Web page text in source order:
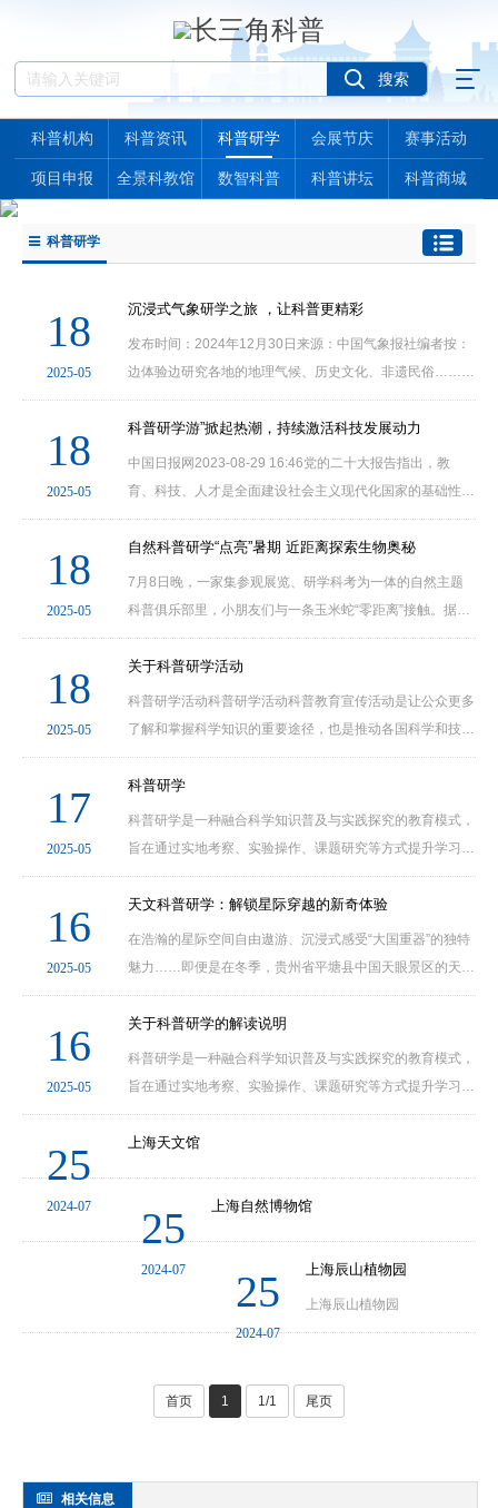
科普机构 科普资讯 科普研学 会展节庆 赛事活动
项目申报 全景科教馆 数智科普 科普讲坛 科普商城
科普研学
18
2025-05
沉浸式气象研学之旅 ，让科普更精彩
发布时间：2024年12月30日来源：中国气象报社编者按：
边体验边研究各地的地理气候、历史文化、非遗民俗……近
年来，在国家和地方政策的驱动下，研学热居高不下，吸引
众多大中小学生及亲子游群体参与。越来越多的气象···
18
2025-05
科普研学游”掀起热潮，持续激活科技发展动力
中国日报网2023-08-29 16:46党的二十大报告指出，教
育、科技、人才是全面建设社会主义现代化国家的基础性、
战略性支撑。科普工作是有效推动国民思维创新变革、为科
技创新培育高素质人才的重要环节，是传播科技知识和···
18
2025-05
自然科普研学“点亮”暑期 近距离探索生物奥秘
7月8日晚，一家集参观展览、研学科考为一体的自然主题
科普俱乐部里，小朋友们与一条玉米蛇“零距离”接触。据介
绍，玉米蛇是一种性格温和的无毒蛇，常常出现在动物园的
保护教育活动中。工作人员表示，科普馆里这类“···
18
2025-05
关于科普研学活动
科普研学活动科普研学活动科普教育宣传活动是让公众更多
了解和掌握科学知识的重要途径，也是推动各国科学和技术
进步的不可忽视的力量。在当今社会，科学宣传已经成为一
项关乎普适科学素养的重要公共服务工作。为了达···
17
2025-05
科普研学
科普研学是一种融合科学知识普及与实践探究的教育模式，
旨在通过实地考察、实验操作、课题研究等方式提升学习者
的科学素养与创新能力。其核心在于将理论知识与现实场景
结合，激发参与者主动探索、解决问题的综合能力···
16
2025-05
天文科普研学：解锁星际穿越的新奇体验
在浩瀚的星际空间自由遨游、沉浸式感受“大国重器”的独特
魅力……即便是在冬季，贵州省平塘县中国天眼景区的天文
科普研学旅游依然热度不减，很多学生团队慕名来此探索天
文宇宙的无穷奥秘。特别是该景区内的元宇宙体···
16
2025-05
关于科普研学的解读说明
科普研学是一种融合科学知识普及与实践探究的教育模式，
旨在通过实地考察、实验操作、课题研究等方式提升学习者
的科学素养与创新能力。其核心在于将理论知识与现实场景
结合，激发参与者主动探索、解决问题的综合能力···
25
2024-07
上海天文馆
25
2024-07
上海自然博物馆
25
2024-07
上海辰山植物园
上海辰山植物园
首页 1 1/1 尾页
相关信息